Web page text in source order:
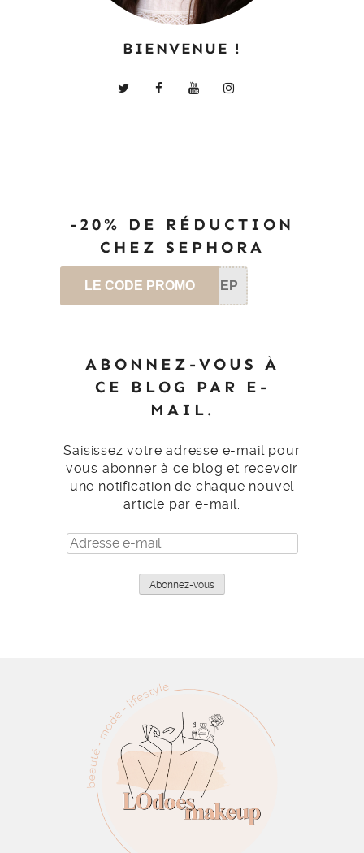
BIENVENUE !
-20% DE RÉDUCTION
CHEZ SEPHORA
LE CODE PROMO SEP
ABONNEZ-VOUS À
CE BLOG PAR E-
MAIL.
Saisissez votre adresse e-mail pour
vous abonner à ce blog et recevoir
une notification de chaque nouvel
article par e-mail.
Adresse
e-
Abonnez-vous